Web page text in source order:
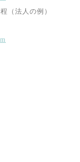
（法人の例）